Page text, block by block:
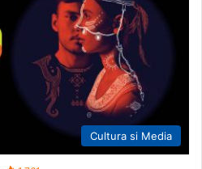
Cultura si Media